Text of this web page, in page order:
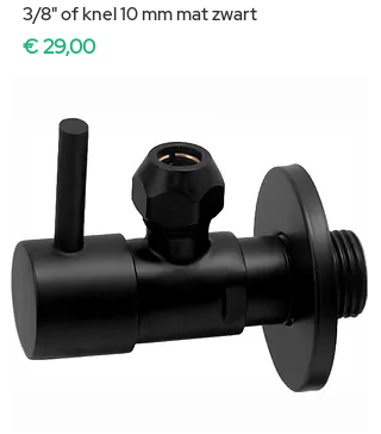
3/8" of knel 10 mm mat zwart
Prijs
€ 29,00